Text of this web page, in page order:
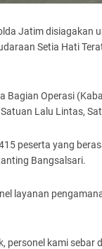
Jatim disiagakan
Setia Hati
Bagian Operasi
Lalu Lintas,
peserta yang
Bangsalsari.
layanan
personel kami